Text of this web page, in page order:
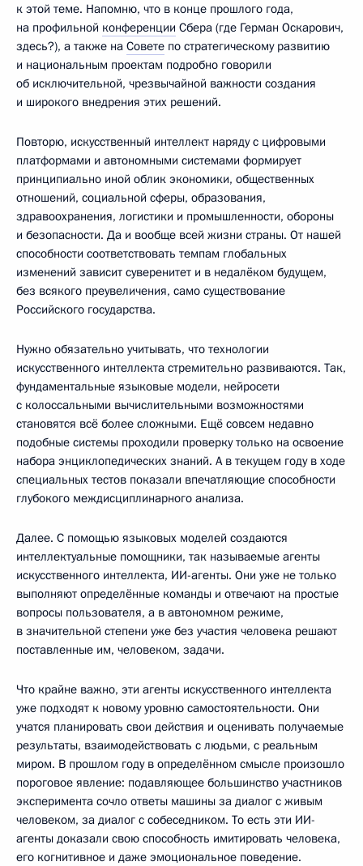
к этой теме. Напомню, что в конце прошлого года,
на профильной конференции Сбера (где Герман Оскарович,
здесь?), а также на Совете по стратегическому развитию
и национальным проектам подробно говорили
об исключительной, чрезвычайной важности создания
и широкого внедрения этих решений.
Повторю, искусственный интеллект наряду с цифровыми
платформами и автономными системами формирует
принципиально иной облик экономики, общественных
отношений, социальной сферы, образования,
здравоохранения, логистики и промышленности, обороны
и безопасности. Да и вообще всей жизни страны. От нашей
способности соответствовать темпам глобальных
изменений зависит суверенитет и в недалёком будущем,
без всякого преувеличения, само существование
Российского государства.
Нужно обязательно учитывать, что технологии
искусственного интеллекта стремительно развиваются. Так,
фундаментальные языковые модели, нейросети
с колоссальными вычислительными возможностями
становятся всё более сложными. Ещё совсем недавно
подобные системы проходили проверку только на освоение
набора энциклопедических знаний. А в текущем году в ходе
специальных тестов показали впечатляющие способности
глубокого междисциплинарного анализа.
Далее. С помощью языковых моделей создаются
интеллектуальные помощники, так называемые агенты
искусственного интеллекта, ИИ-агенты. Они уже не только
выполняют определённые команды и отвечают на простые
вопросы пользователя, а в автономном режиме,
в значительной степени уже без участия человека решают
поставленные им, человеком, задачи.
Что крайне важно, эти агенты искусственного интеллекта
уже подходят к новому уровню самостоятельности. Они
учатся планировать свои действия и оценивать получаемые
результаты, взаимодействовать с людьми, с реальным
миром. В прошлом году в определённом смысле произошло
пороговое явление: подавляющее большинство участников
эксперимента сочло ответы машины за диалог с живым
человеком, за диалог с собеседником. То есть эти ИИ-
агенты доказали свою способность имитировать человека,
его когнитивное и даже эмоциональное поведение.